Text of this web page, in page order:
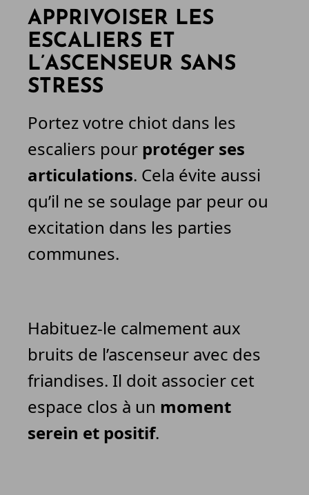
APPRIVOISER LES
ESCALIERS ET
L’ASCENSEUR SANS
STRESS
Portez votre chiot dans les
escaliers pour protéger ses
articulations. Cela évite aussi
qu’il ne se soulage par peur ou
excitation dans les parties
communes.
Habituez-le calmement aux
bruits de l’ascenseur avec des
friandises. Il doit associer cet
espace clos à un moment
serein et positif.